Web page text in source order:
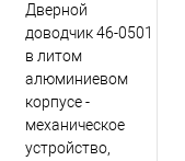
Дверной
доводчик 46-0501
в литом
алюминиевом
корпусе -
механическое
устройство,